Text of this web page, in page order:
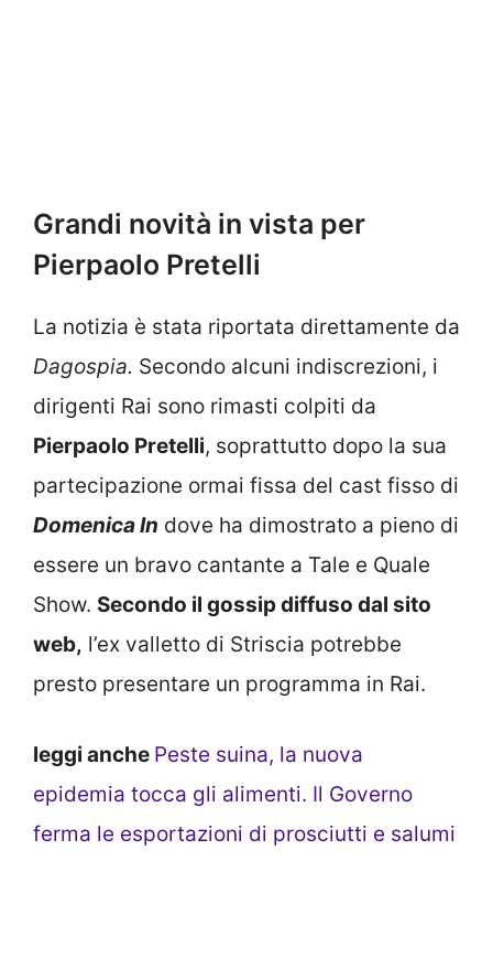
Grandi novità in vista per
Pierpaolo Pretelli
La notizia è stata riportata direttamente da
Dagospia. Secondo alcuni indiscrezioni, i
dirigenti Rai sono rimasti colpiti da
Pierpaolo Pretelli, soprattutto dopo la sua
partecipazione ormai fissa del cast fisso di
Domenica In dove ha dimostrato a pieno di
essere un bravo cantante a Tale e Quale
Show. Secondo il gossip diffuso dal sito
web, l’ex valletto di Striscia potrebbe
presto presentare un programma in Rai.
leggi anche Peste suina, la nuova
epidemia tocca gli alimenti. Il Governo
ferma le esportazioni di prosciutti e salumi